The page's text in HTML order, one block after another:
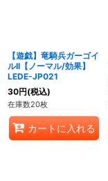
【遊戯】竜騎兵ガーゴイ
ルII【ノーマル/効果】
LEDE-JP021
30円(税込)
在庫数20枚
カートに入れる